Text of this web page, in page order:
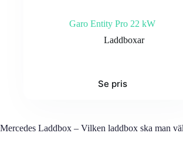
Garo Entity Pro 22 kW
Laddboxar
Se pris
Mercedes Laddbox – Vilken laddbox ska man